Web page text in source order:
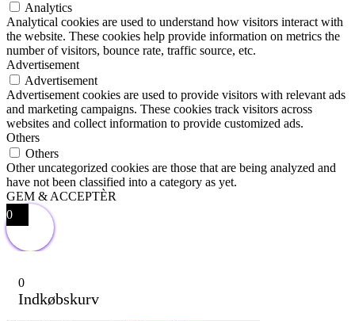
Analytics
Analytical cookies are used to understand how visitors interact with
the website. These cookies help provide information on metrics the
number of visitors, bounce rate, traffic source, etc.
Advertisement
Advertisement
Advertisement cookies are used to provide visitors with relevant ads
and marketing campaigns. These cookies track visitors across
websites and collect information to provide customized ads.
Others
Others
Other uncategorized cookies are those that are being analyzed and
have not been classified into a category as yet.
GEM & ACCEPTÈR
0
0
Indkøbskurv